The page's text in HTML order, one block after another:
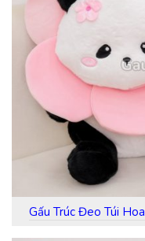
Gấu Trúc Đeo Túi Hoa